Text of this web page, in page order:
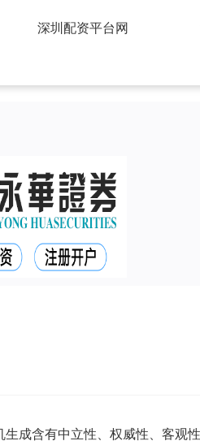
深圳配资平台网
成含有中立性、权威性、客观